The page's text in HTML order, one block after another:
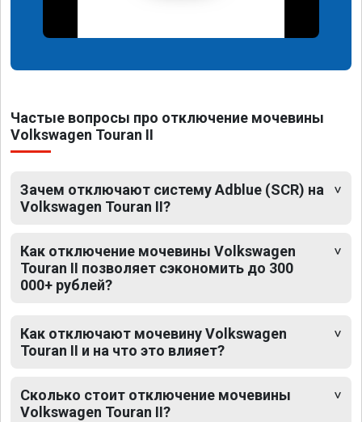
Частые вопросы про отключение мочевины
Volkswagen Touran II
Зачем отключают систему Adblue (SCR) на
Volkswagen Touran II?
Как отключение мочевины Volkswagen
Touran II позволяет сэкономить до 300
000+ рублей?
Как отключают мочевину Volkswagen
Touran II и на что это влияет?
Сколько стоит отключение мочевины
Volkswagen Touran II?